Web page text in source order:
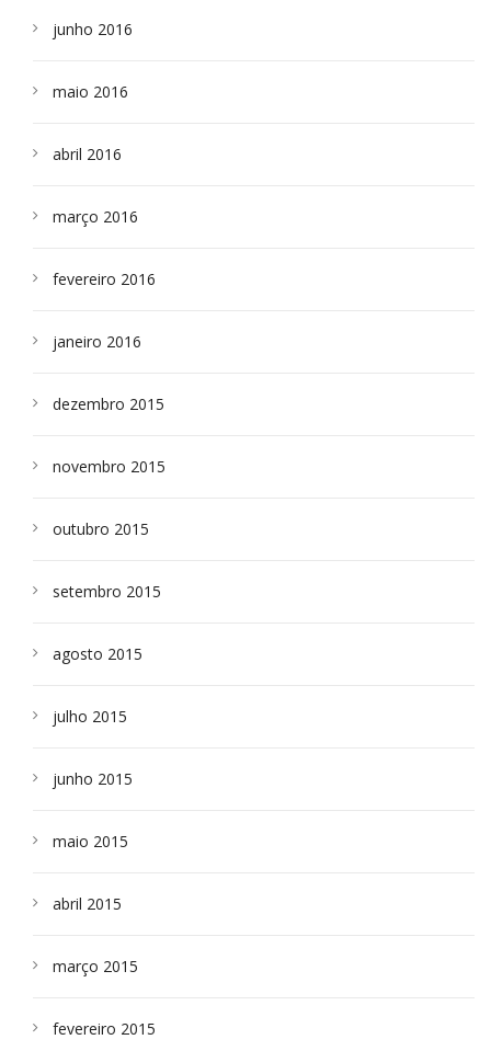
junho 2016
maio 2016
abril 2016
março 2016
fevereiro 2016
janeiro 2016
dezembro 2015
novembro 2015
outubro 2015
setembro 2015
agosto 2015
julho 2015
junho 2015
maio 2015
abril 2015
março 2015
fevereiro 2015